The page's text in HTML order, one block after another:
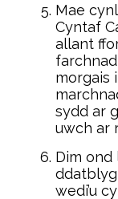
Mae
Cyntaf
allant
morgais
sydd ar
uwch ar
Dim ond
wedi’u